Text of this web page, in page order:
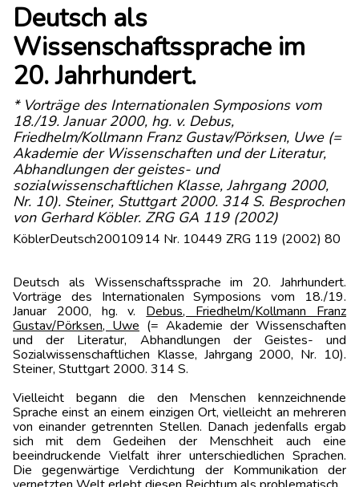
Deutsch als
Wissenschaftssprache im
20. Jahrhundert.
* Vorträge des Internationalen Symposions vom
18./19. Januar 2000, hg. v. Debus,
Friedhelm/Kollmann Franz Gustav/Pörksen, Uwe (=
Akademie der Wissenschaften und der Literatur,
Abhandlungen der geistes- und
sozialwissenschaftlichen Klasse, Jahrgang 2000,
Nr. 10). Steiner, Stuttgart 2000. 314 S. Besprochen
von Gerhard Köbler. ZRG GA 119 (2002)
KöblerDeutsch20010914 Nr. 10449 ZRG 119 (2002) 80
Deutsch als Wissenschaftssprache im 20. Jahrhundert.
Vorträge des Internationalen Symposions vom 18./19.
Januar 2000, hg. v. Debus, Friedhelm/Kollmann Franz
Gustav/Pörksen, Uwe (= Akademie der Wissenschaften
und der Literatur, Abhandlungen der Geistes- und
Sozialwissenschaftlichen Klasse, Jahrgang 2000, Nr. 10).
Steiner, Stuttgart 2000. 314 S.
Vielleicht begann die den Menschen kennzeichnende
Sprache einst an einem einzigen Ort, vielleicht an mehreren
von einander getrennten Stellen. Danach jedenfalls ergab
sich mit dem Gedeihen der Menschheit auch eine
beeindruckende Vielfalt ihrer unterschiedlichen Sprachen.
Die gegenwärtige Verdichtung der Kommunikation der